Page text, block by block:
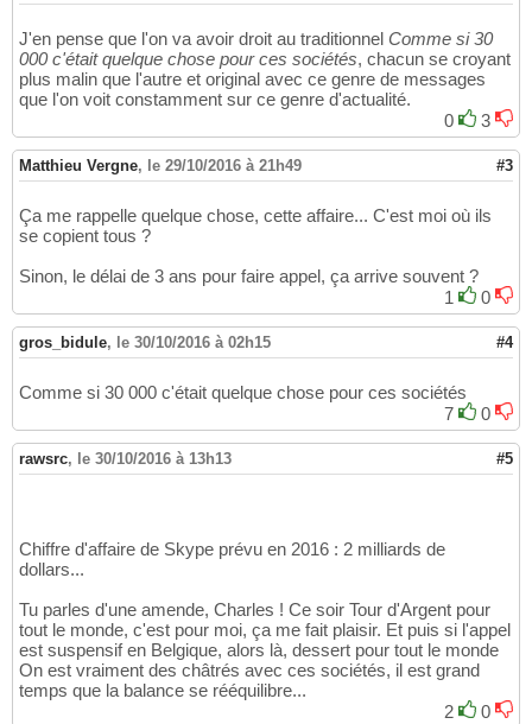
J'en pense que l'on va avoir droit au traditionnel Comme si 30
000 c'était quelque chose pour ces sociétés, chacun se croyant
plus malin que l'autre et original avec ce genre de messages
que l'on voit constamment sur ce genre d'actualité.
0
3
Matthieu Vergne, le 29/10/2016 à 21h49 #3
Ça me rappelle quelque chose, cette affaire... C'est moi où ils
se copient tous ?
Sinon, le délai de 3 ans pour faire appel, ça arrive souvent ?
1
0
gros_bidule, le 30/10/2016 à 02h15 #4
Comme si 30 000 c'était quelque chose pour ces sociétés
7
0
rawsrc, le 30/10/2016 à 13h13 #5
Chiffre d'affaire de Skype prévu en 2016 : 2 milliards de
dollars...
Tu parles d'une amende, Charles ! Ce soir Tour d'Argent pour
tout le monde, c'est pour moi, ça me fait plaisir. Et puis si l'appel
est suspensif en Belgique, alors là, dessert pour tout le monde
On est vraiment des châtrés avec ces sociétés, il est grand
temps que la balance se rééquilibre...
2
0